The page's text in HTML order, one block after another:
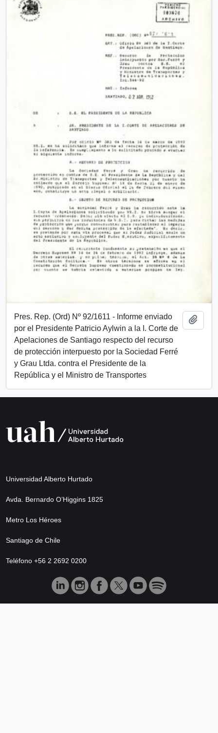
Pres. Rep. (Ord) Nº 92/1611 - Informe enviado
por el Presidente Patricio Aylwin a la I. Corte de
Apelaciones de Santiago respecto del recurso
de protección interpuesto por la Sociedad Ferré
y Grau Ltda. contra el Presidente de la
República y el Ministro de Transportes
Universidad Alberto Hurtado
Avda. Bernardo O’Higgins 1825
Metro Los Héroes
Santiago de Chile
Teléfono +56 2 2692 0200